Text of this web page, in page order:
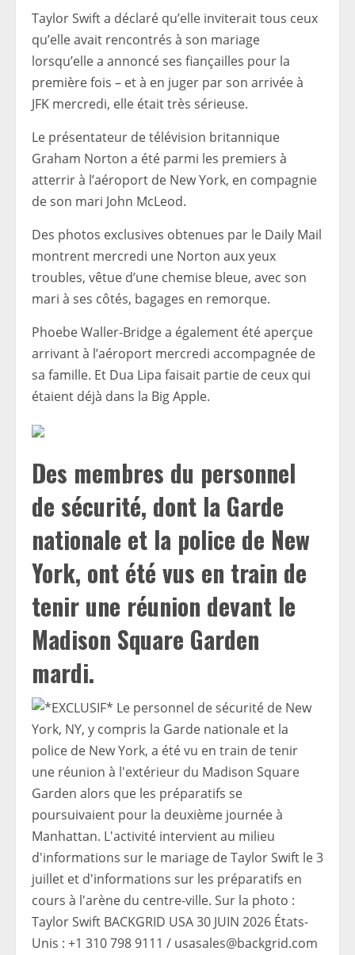
Taylor Swift a déclaré qu’elle inviterait tous ceux
qu’elle avait rencontrés à son mariage
lorsqu’elle a annoncé ses fiançailles pour la
première fois – et à en juger par son arrivée à
JFK mercredi, elle était très sérieuse.
Le présentateur de télévision britannique
Graham Norton a été parmi les premiers à
atterrir à l’aéroport de New York, en compagnie
de son mari John McLeod.
Des photos exclusives obtenues par le Daily Mail
montrent mercredi une Norton aux yeux
troubles, vêtue d’une chemise bleue, avec son
mari à ses côtés, bagages en remorque.
Phoebe Waller-Bridge a également été aperçue
arrivant à l’aéroport mercredi accompagnée de
sa famille. Et Dua Lipa faisait partie de ceux qui
étaient déjà dans la Big Apple.
Des membres du personnel
de sécurité, dont la Garde
nationale et la police de New
York, ont été vus en train de
tenir une réunion devant le
Madison Square Garden
mardi.